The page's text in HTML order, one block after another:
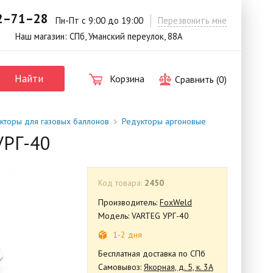
Пн-Пт с 9:00 до 19:00
Перезвонить мне
Наш магазин: СПб, Уманский переулок, 88А
Найти Корзина Сравнить (0)
для газовых баллонов Редукторы аргоновые
40
Код товара: 2450
Производитель: FoxWeld
Модель: VARTEG УРГ-40
1-2 дня
Бесплатная доставка по СПб
Самовывоз: Якорная, д. 5, к. 3А